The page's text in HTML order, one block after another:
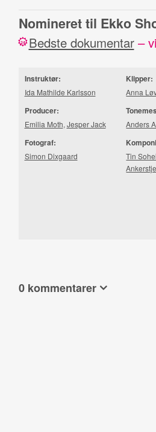
Nomineret til Ekko
24 Bedste dokumentar–
Instruktør:
Ida Mathilde Karlsson
Producer:
Emilia Moth, Jesper Jack
Fotograf:
Simon Dixgaard
Klipper:
Anna
Anders
Tin
0 kommentarer